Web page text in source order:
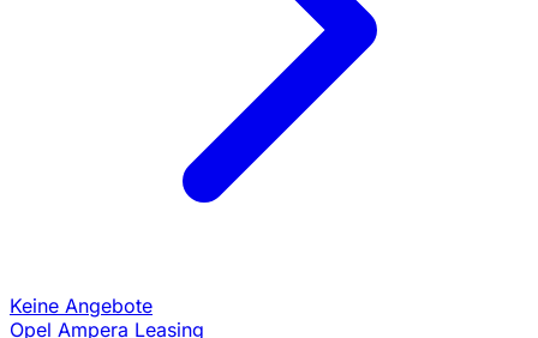
Keine Angebote
Opel Ampera Leasing